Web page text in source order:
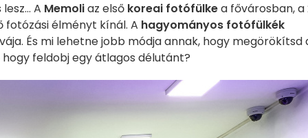
A Memoliaz első koreai fotófülkea fővárosban, a
élményt kínál. A hagyományos fotófülkék
És mi lehetne jobb módja annak, hogy megörökítsd
feldobj egy átlagos délutánt?